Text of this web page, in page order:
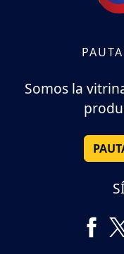
Somos la